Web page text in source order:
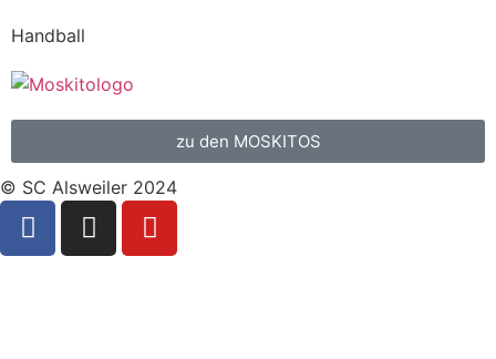
Handball
zu den MOSKITOS
© SC Alsweiler 2024